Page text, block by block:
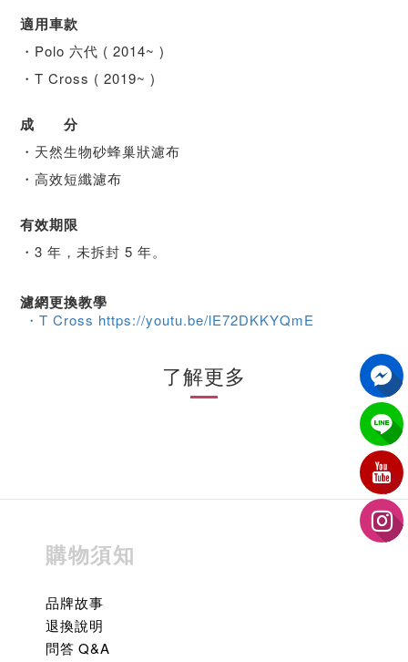
適用車款
・Polo 六代 ( 2014~ )
・T Cross ( 2019~ )
成 分
・天然生物砂蜂巢狀濾布
・高效短纖濾布
有效期限
・3 年，未拆封 5 年。
濾網更換教學
・T Cross https://youtu.be/lE72DKKYQmE
了解更多
購物須知
品牌故事
退換說明
問答 Q&A